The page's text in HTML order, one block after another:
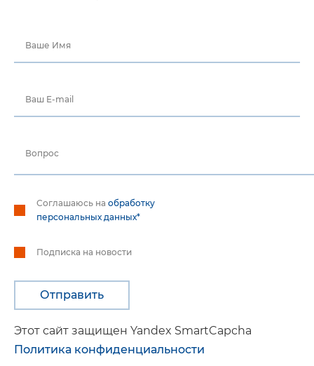
Ваше Имя
Ваш E-mail
Вопрос
Соглашаюсь на обработку
персональных данных*
Подписка на новости
Этот сайт защищен Yandex SmartCapcha
Политика конфиденциальности